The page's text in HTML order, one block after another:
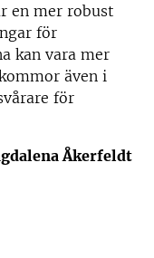
en mer robust
för
kan vara mer
även i
för
Åkerfeldt